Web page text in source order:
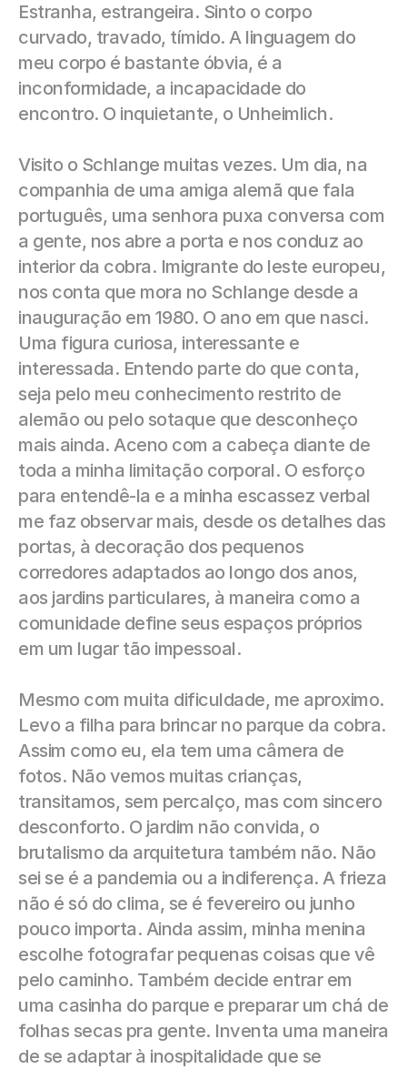
Estranha, estrangeira. Sinto o corpo
curvado, travado, tímido. A linguagem do
meu corpo é bastante óbvia, é a
inconformidade, a incapacidade do
encontro. O inquietante, o Unheimlich.
Visito o Schlange muitas vezes. Um dia, na
companhia de uma amiga alemã que fala
português, uma senhora puxa conversa com
a gente, nos abre a porta e nos conduz ao
interior da cobra. Imigrante do leste europeu,
nos conta que mora no Schlange desde a
inauguração em 1980. O ano em que nasci.
Uma figura curiosa, interessante e
interessada. Entendo parte do que conta,
seja pelo meu conhecimento restrito de
alemão ou pelo sotaque que desconheço
mais ainda. Aceno com a cabeça diante de
toda a minha limitação corporal. O esforço
para entendê-la e a minha escassez verbal
me faz observar mais, desde os detalhes das
portas, à decoração dos pequenos
corredores adaptados ao longo dos anos,
aos jardins particulares, à maneira como a
comunidade define seus espaços próprios
em um lugar tão impessoal.
Mesmo com muita dificuldade, me aproximo.
Levo a filha para brincar no parque da cobra.
Assim como eu, ela tem uma câmera de
fotos. Não vemos muitas crianças,
transitamos, sem percalço, mas com sincero
desconforto. O jardim não convida, o
brutalismo da arquitetura também não. Não
sei se é a pandemia ou a indiferença. A frieza
não é só do clima, se é fevereiro ou junho
pouco importa. Ainda assim, minha menina
escolhe fotografar pequenas coisas que vê
pelo caminho. Também decide entrar em
uma casinha do parque e preparar um chá de
folhas secas pra gente. Inventa uma maneira
de se adaptar à inospitalidade que se